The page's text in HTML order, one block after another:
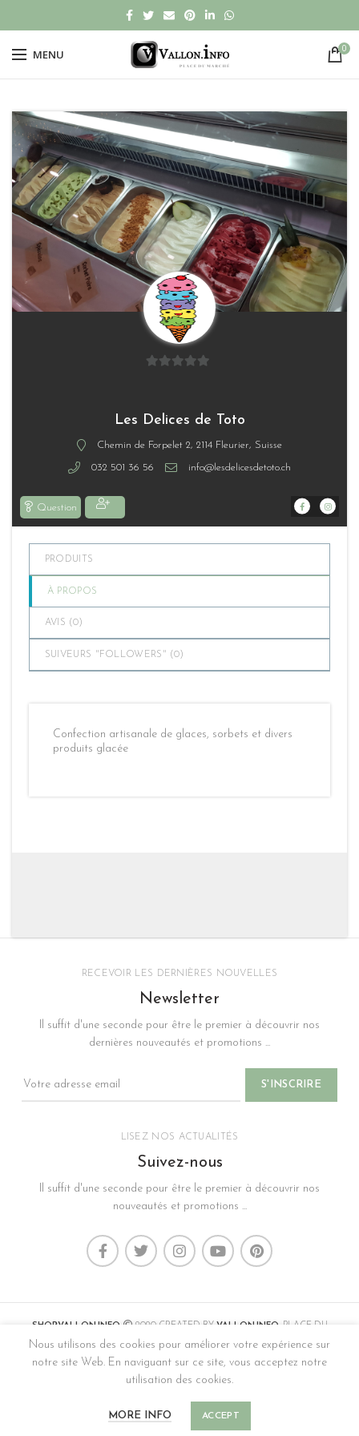
MENU 0
5
Les Delices de Toto
Chemin de Forpelet 2, 2114 Fleurier, Suisse
032 501 36 56 info@lesdelicesdetoto.ch
Question
PRODUITS
À PROPOS
AVIS (0)
SUIVEURS "FOLLOWERS" (0)
Confection artisanale de glaces, sorbets et divers
produits glacée
RECEVOIR LES DERNIÈRES NOUVELLES
Newsletter
Il suffit d'une seconde pour être le premier à découvrir nos
dernières nouveautés et promotions ...
LISEZ NOS ACTUALITÉS
Suivez-nous
Il suffit d'une seconde pour être le premier à découvrir nos
nouveautés et promotions ...
SHOP.VALLON.INFO 2020 CREATED BY VALLON.INFO . PLACE DU
MARCHÉ VAL-DE-TRAVERS.
CONTACT ,MENTIONS LÉGALES, CONDITIONS GÉNÉRALES DE VENTES &
CONFIDENTIALITÉ
Favoris Panier
Nous utilisons des cookies pour améliorer votre expérience sur
notre site Web. En naviguant sur ce site, vous acceptez notre
utilisation des cookies.
MORE INFO ACCEPT